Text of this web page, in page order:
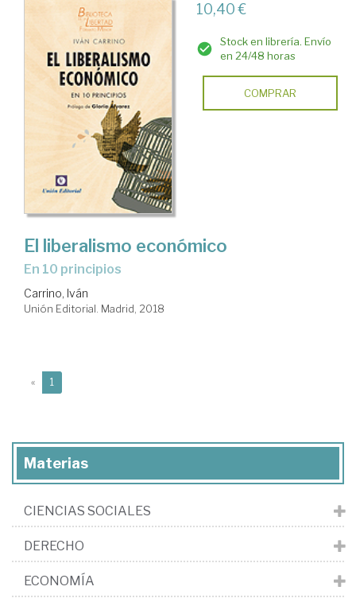
10,40 €
Stock en librería. Envío
en 24/48 horas
COMPRAR
El liberalismo económico
en 10 principios
Carrino, Iván
Unión Editorial. Madrid, 2018
« 1
Materias
CIENCIAS SOCIALES
DERECHO
ECONOMÍA